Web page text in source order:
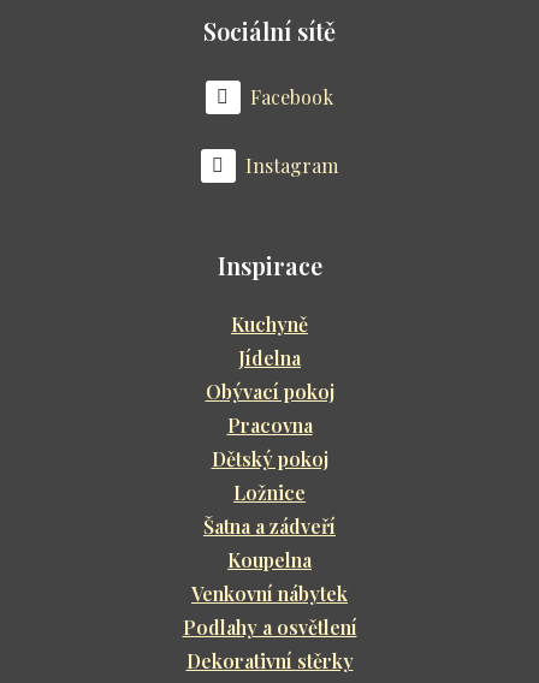
Sociální sítě
Facebook
Instagram
Inspirace
Kuchyně
Jídelna
Obývací pokoj
Pracovna
Dětský pokoj
Ložnice
Šatna a zádveří
Koupelna
Venkovní nábytek
Podlahy a osvětlení
Dekorativní stěrky